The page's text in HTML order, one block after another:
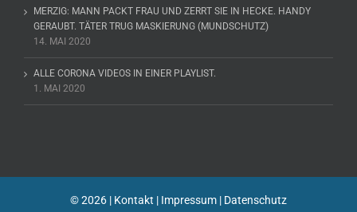
MERZIG: MANN PACKT FRAU UND ZERRT SIE IN HECKE. HANDY
GERAUBT. TÄTER TRUG MASKIERUNG (MUNDSCHUTZ)
14. MAI 2020
ALLE CORONA VIDEOS IN EINER PLAYLIST.
1. MAI 2020
©2026 | Kontakt | Impressum | Datenschutz